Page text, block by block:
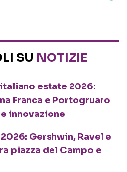
SU NOTIZIE
estate 2026:
Franca e Portogruaro
innovazione
Gershwin, Ravel e
piazza del Campo e